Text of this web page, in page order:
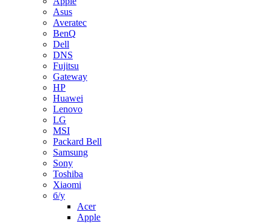
Asus
Averatec
BenQ
Dell
DNS
Fujitsu
Gateway
HP
Huawei
Lenovo
LG
MSI
Packard Bell
Samsung
Sony
Toshiba
Xiaomi
б/у
Acer
Apple